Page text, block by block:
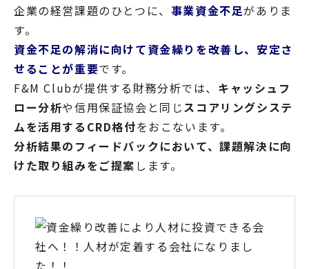
企業の経営課題のひとつに、 事業資金不足がありま
す。
資金不足の解消に向けて資金繰りを改善し、安定さ
せることが重要です。
F&M Clubが提供する財務分析では、 キャッシュフ
ロー分析や信用保証協会と同じスコアリングシステ
ムを活用するCRD格付をおこないます。
分析結果のフィードバックにおいて、課題解決に向
けた取り組みをご提案 します。